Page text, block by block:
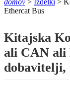
Ethercat Bus
Kitajska
ali CAN ali
dobavitelji,